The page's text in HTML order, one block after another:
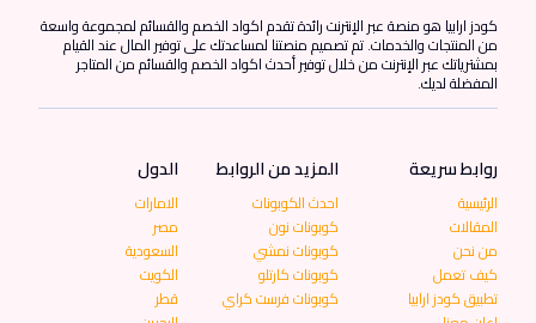
كودز ارابيا هو منصة عبر الإنترنت رائدة تقدم اكواد الخصم والقسائم لمجموعة واسعة
من المنتجات والخدمات. تم تصميم منصتنا لمساعدتك على توفير المال عند القيام
بمشترياتك عبر الإنترنت من خلال توفير أحدث اكواد الخصم والقسائم من المتاجر
المفضلة لديك.
روابط سريعة
الرئيسية
المقالات
من نحن
كيف تعمل
تطبيق كودز ارابيا
المزيد من الروابط
احدث الكوبونات
كوبونات نون
كوبونات نمشي
كوبونات كارتلو
كوبونات فرست كراي
الدول
الامارات
مصر
السعودية
الكويت
قطر